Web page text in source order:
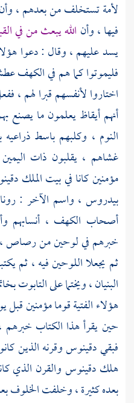
لأمة تستخلف من بعدهم ، وأن
فيها ، وأن الله يبعث من في
يسد عليهم ، وقال : دعوا هؤلاء
فليموتوا كما هم في الكهف
اختاروا لأنفسهم قبرا لهم ،
أنهم أيقاظ يعلمون ما يصنع
النوم ، وكلبهم باسط
غشاهم ، يقلبون ذات
مؤمنين كانا في بيت الملك
بيدروس ، واسم الآخر :
أصحاب الكهف ، أنسابهم
خبرهم في لوحين من رصاص ،
ثم يجعلا اللوحين فيه ، ثم
البنيان ، ويختما على التابوت
هؤلاء الفتية قوما مؤمنين
حين يقرأ هذا الكتاب خبرهم ،
فبقيدقينوسوقرنه الذين
هلكدقينوسوالقرن الذي
بعده كثيرة ، وخلفت الخلوف